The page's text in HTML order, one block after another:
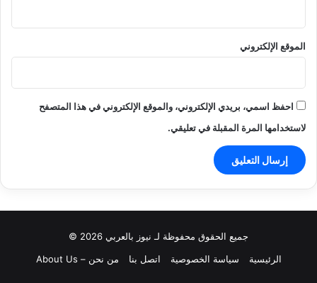
الموقع الإلكتروني
احفظ اسمي، بريدي الإلكتروني، والموقع الإلكتروني في هذا المتصفح
لاستخدامها المرة المقبلة في تعليقي.
جميع الحقوق محفوظة لـ نيوز بالعربي 2026 ©
الرئيسية
سياسة الخصوصية اتصل بنا من نحن – About Us